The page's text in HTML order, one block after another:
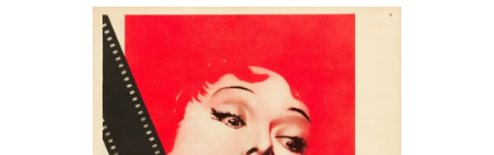
АНАЛИЗИ
БАХТИ НАГРАДИТЕ
ИНТЕРВЮТА